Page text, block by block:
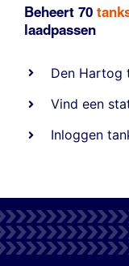
Beheert 70
laadpassen
Den Hartog
Vind een
Inloggen